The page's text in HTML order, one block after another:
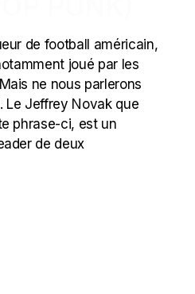
de football américain,
joué par les
ne nous parlerons
Le Jeffrey Novak que
phrase-ci, est un
de deux